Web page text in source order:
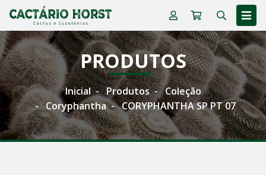
PRODUTOS
Inicial Produtos
Coleção
Coryphantha
CORYPHANTHA SP PT 07